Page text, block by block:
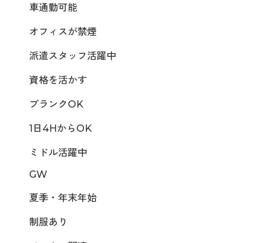
車通勤可能
オフィスが禁煙
派遣スタッフ活躍中
資格を活かす
ブランクOK
1日4HからOK
ミドル活躍中
GW
夏季・年末年始
制服あり